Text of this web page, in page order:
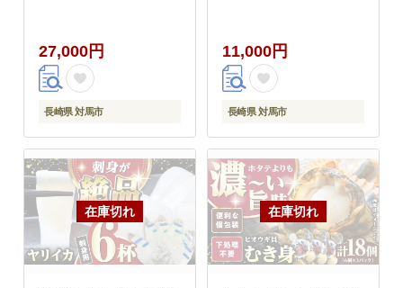
27,000円
長崎県 対馬市
11,000円
長崎県 対馬市